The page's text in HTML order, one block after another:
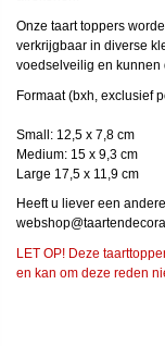
Onze taart toppers
verkrijgbaar in diverse
voedselveilig en kunnen
Formaat (bxh, exclusief
Small: 12,5 x 7,8 cm
Medium: 15 x 9,3 cm
Large 17,5 x 11,9 cm
Heeft u liever een
LET OP! Deze
en kan om deze reden